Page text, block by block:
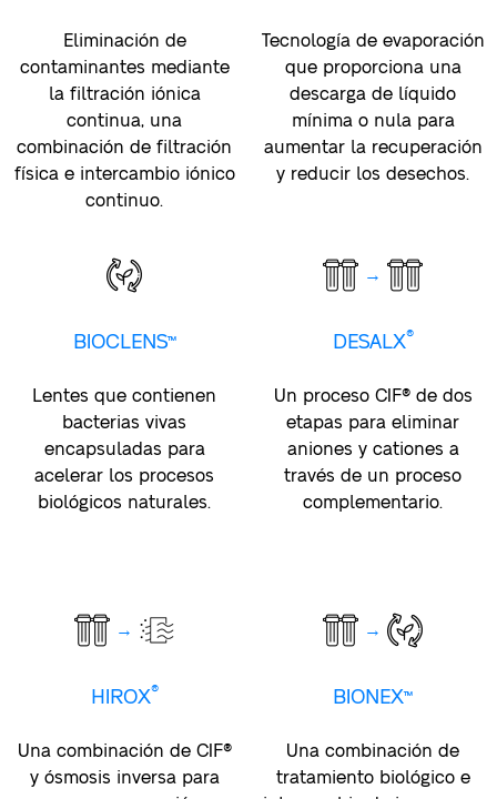
Eliminación de
contaminantes mediante
la filtración iónica
continua, una
combinación de filtración
física e intercambio iónico
continuo.
Tecnología de evaporación
que proporciona una
descarga de líquido
mínima o nula para
aumentar la recuperación
y reducir los desechos.
BIOCLENS™
Lentes que contienen
bacterias vivas
encapsuladas para
acelerar los procesos
biológicos naturales.
→
DESALX®
Un proceso CIF® de dos
etapas para eliminar
aniones y cationes a
través de un proceso
complementario.
→
HIROX®
Una combinación de CIF®
y ósmosis inversa para
→
BIONEX™
Una combinación de
tratamiento biológico e